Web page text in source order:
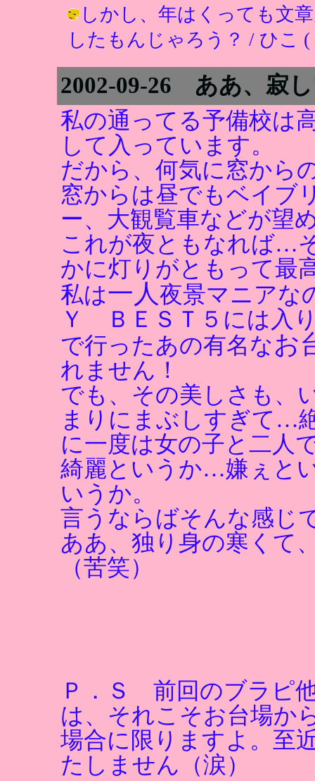
しかし、年はくっても文
したもんじゃろう？ / ひこ (
2002-09-26 ああ、寂
私の通ってる予備校は
して入っています。
だから、何気に窓から
窓からは昼でもベイブ
ー、大観覧車などが望
これが夜ともなれば…
かに灯りがともって最
私は一人夜景マニアな
Ｙ ＢＥＳＴ５には入
で行ったあの有名なお
れません！
でも、その美しさも、
まりにまぶしすぎて…
に一度は女の子と二人
綺麗というか…嫌ぇと
いうか。
言うならばそんな感じ
ああ、独り身の寒くて
（苦笑）
Ｐ．Ｓ 前回のブラピ
は、それこそお台場か
場合に限りますよ。至
たしません（涙）